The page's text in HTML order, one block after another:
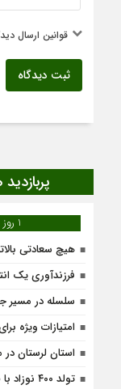
قوانین ارسال
ثبت دیدگاه
پربازدید
1 روز
هیچ سعادتی
فرزندآوری یک
سلسله در مسیر
امتیازات ویژه
استان لرستان
تولد ۴۰۰ نوزاد با طرح نفس در لرستان